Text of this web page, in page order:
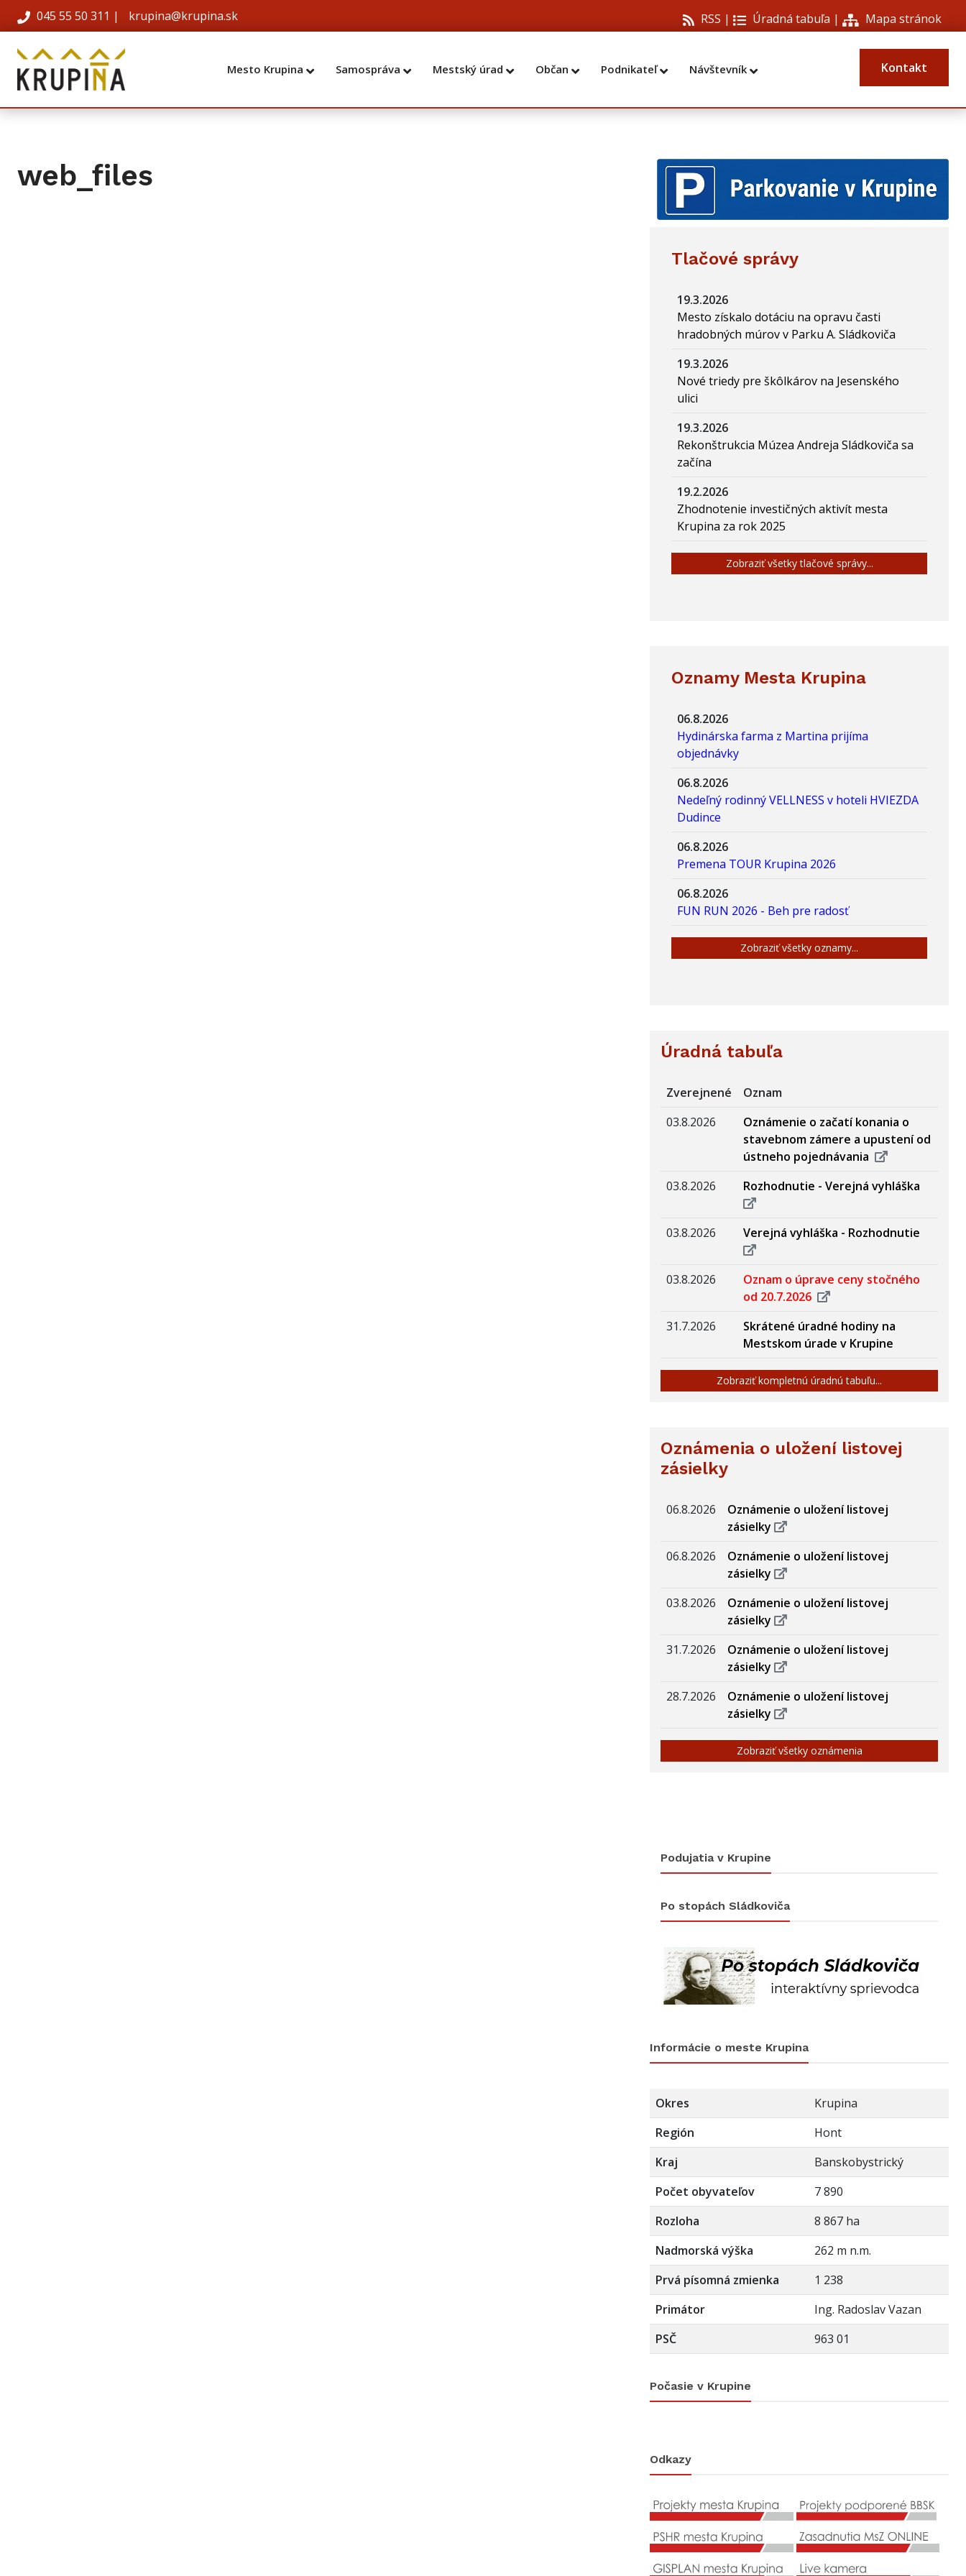
045 55 50 311 | krupina@krupina.sk RSS | Úradná tabuľa | Mapa stránok
Mesto Krupina Samospráva Mestský úrad Občan Podnikateľ Návštevník Kontakt
web_files
Tlačové správy
19.3.2026
Mesto získalo dotáciu na opravu časti
hradobných múrov v Parku A. Sládkoviča
19.3.2026
Nové triedy pre škôlkárov na Jesenského
ulici
19.3.2026
Rekonštrukcia Múzea Andreja Sládkoviča sa
začína
19.2.2026
Zhodnotenie investičných aktivít mesta
Krupina za rok 2025
Zobraziť všetky tlačové správy...
Oznamy Mesta Krupina
06.8.2026
Hydinárska farma z Martina prijíma
objednávky
06.8.2026
Nedeľný rodinný VELLNESS v hoteli HVIEZDA
Dudince
06.8.2026
Premena TOUR Krupina 2026
06.8.2026
FUN RUN 2026 - Beh pre radosť
Zobraziť všetky oznamy...
Úradná tabuľa
Zverejnené
Oznam
03.8.2026
Oznámenie o začatí konania o
stavebnom zámere a upustení od
ústneho pojednávania
03.8.2026
Rozhodnutie - Verejná vyhláška
03.8.2026 Verejná vyhláška - Rozhodnutie
03.8.2026
Oznam o úprave ceny stočného
od 20.7.2026
31.7.2026
Skrátené úradné hodiny na
Mestskom úrade v Krupine
Zobraziť kompletnú úradnú tabuľu...
Oznámenia o uložení listovej
zásielky
06.8.2026
Oznámenie o uložení listovej
zásielky
06.8.2026
Oznámenie o uložení listovej
zásielky
03.8.2026
Oznámenie o uložení listovej
zásielky
31.7.2026
Oznámenie o uložení listovej
zásielky
28.7.2026
Oznámenie o uložení listovej
zásielky
Zobraziť všetky oznámenia
Podujatia v Krupine
Po stopách Sládkoviča
Informácie o meste Krupina
Okres
Krupina
Región
Hont
Kraj
Banskobystrický
Počet obyvateľov
7 890
Rozloha
8 867 ha
Nadmorská výška
262 m n.m.
Prvá písomná zmienka
1 238
Primátor
Ing. Radoslav Vazan
PSČ
963 01
Počasie v Krupine
Odkazy